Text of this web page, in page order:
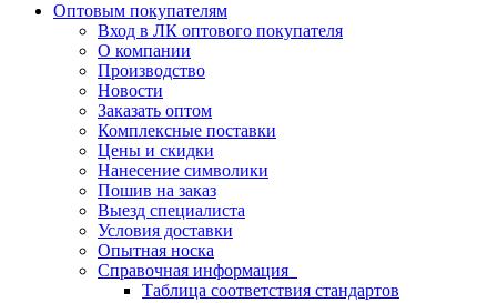
Оптовым покупателям
Вход в ЛК оптового покупателя
О компании
Производство
Новости
Заказать оптом
Комплексные поставки
Цены и скидки
Нанесение символики
Пошив на заказ
Выезд специалиста
Условия доставки
Опытная носка
Справочная информация
Таблица соответствия стандартов